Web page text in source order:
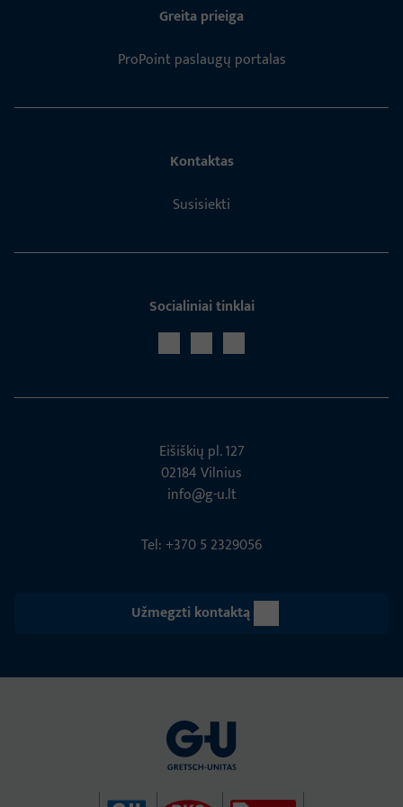
Greita prieiga
ProPoint paslaugų portalas
Kontaktas
Susisiekti
Socialiniai tinklai
Eišiškių pl. 127
02184 Vil­nius
info@g-u.lt
Tel: +370 5 2329056
Užmegzti kontaktą